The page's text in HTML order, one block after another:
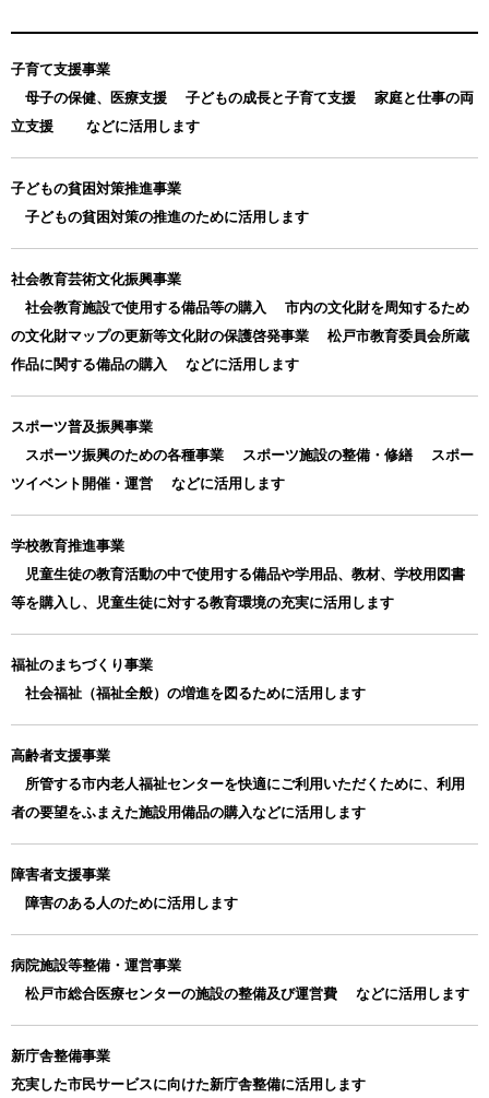
子育て支援事業
母子の保健、医療支援 子どもの成長と子育て支援 家庭と仕事の両
立支援 などに活用します
子どもの貧困対策推進事業
子どもの貧困対策の推進のために活用します
社会教育芸術文化振興事業
社会教育施設で使用する備品等の購入 市内の文化財を周知するため
の文化財マップの更新等文化財の保護啓発事業 松戸市教育委員会所蔵
作品に関する備品の購入 などに活用します
スポーツ普及振興事業
スポーツ振興のための各種事業 スポーツ施設の整備・修繕 スポー
ツイベント開催・運営 などに活用します
学校教育推進事業
児童生徒の教育活動の中で使用する備品や学用品、教材、学校用図書
等を購入し、児童生徒に対する教育環境の充実に活用します
福祉のまちづくり事業
社会福祉（福祉全般）の増進を図るために活用します
高齢者支援事業
所管する市内老人福祉センターを快適にご利用いただくために、利用
者の要望をふまえた施設用備品の購入などに活用します
障害者支援事業
障害のある人のために活用します
病院施設等整備・運営事業
松戸市総合医療センターの施設の整備及び運営費 などに活用します
新庁舎整備事業
充実した市民サービスに向けた新庁舎整備に活用します